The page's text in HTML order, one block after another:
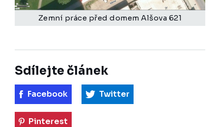
Zemní práce před domem Alšova 621
Sdílejte článek
Facebook Twitter
Pinterest